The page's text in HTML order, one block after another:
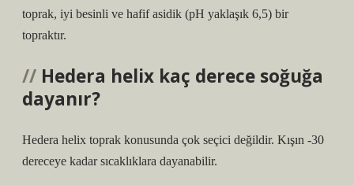
toprak, iyi besinli ve hafif asidik (pH yaklaşık 6,5) bir
topraktır.
Hedera helix kaç derece soğuğa
dayanır?
Hedera helix toprak konusunda çok seçici değildir. Kışın -30
dereceye kadar sıcaklıklara dayanabilir.